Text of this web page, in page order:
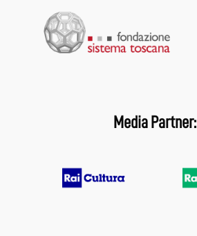
Media Partner: